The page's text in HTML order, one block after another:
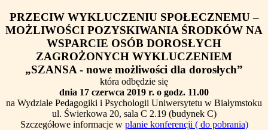
PRZECIW WYKLUCZENIU SPOŁECZNEMU –
MOŻLIWOŚCI POZYSKIWANIA ŚRODKÓW NA
WSPARCIE OSÓB DOROSŁYCH
ZAGROŻONYCH WYKLUCZENIEM
„SZANSA - nowe możliwości dla dorosłych”
która odbędzie się
dnia 17 czerwca 2019 r. o godz. 11.00
na Wydziale Pedagogiki i Psychologii Uniwersytetu w Białymstoku
ul. Świerkowa 20, sala C 2.19 (budynek C)
Szczegółowe informacje w planie konferencji ( do pobrania)